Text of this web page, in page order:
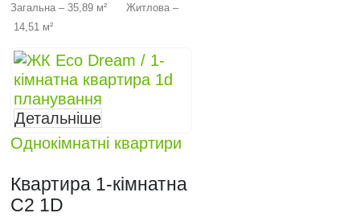
Загальна – 35,89 м² Житлова –
14,51 м²
Детальніше
Однокімнатні квартири
Квартира 1-кімнатна
C2 1D